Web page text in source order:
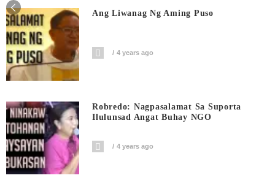
Ang Liwanag Ng Aming Puso
4 years ago
Robredo: Nagpasalamat Sa Suporta
Ilulunsad Angat Buhay NGO
4 years ago